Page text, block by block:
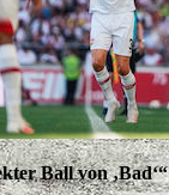
Ball von ‚Bad‘“